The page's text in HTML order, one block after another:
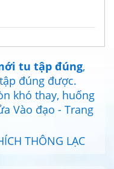
tu tập đúng,
đúng được.
khó thay, huống
Vào đạo - Trang
THÔNG LẠC